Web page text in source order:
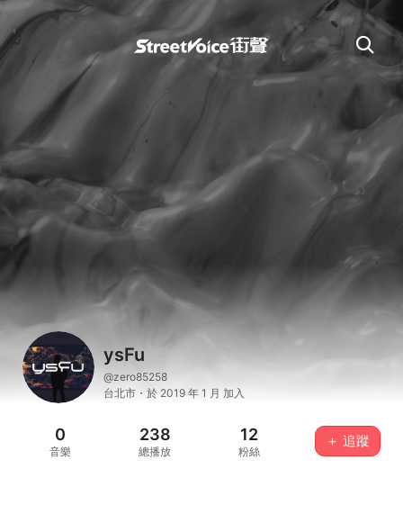
ysFu
@zero85258
台北市・於 2019 年 1 月 加入
0
音樂
238
總播放
12
粉絲
＋ 追蹤